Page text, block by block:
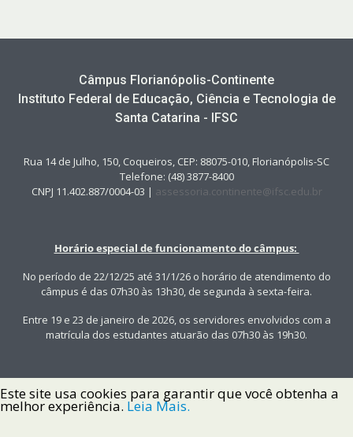
Câmpus Florianópolis-Continente
Instituto Federal de Educação, Ciência e Tecnologia de
Santa Catarina - IFSC
Rua 14 de Julho, 150, Coqueiros, CEP: 88075-010, Florianópolis-SC
Telefone: (48) 3877-8400
CNPJ 11.402.887/0004-03 | assessoria.continente@ifsc.edu.br
Horário especial de funcionamento do câmpus:
No período de 22/12/25 até 31/1/26 o horário de atendimento do
câmpus é das 07h30 às 13h30, de segunda à sexta-feira.
Entre 19 e 23 de janeiro de 2026, os servidores envolvidos com a
matrícula dos estudantes atuarão das 07h30 às 19h30.
Este site usa cookies para garantir que você obtenha a
melhor experiência. Leia Mais.